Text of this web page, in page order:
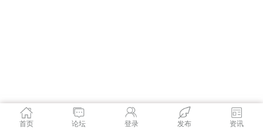
首页 论坛 登录 发布 资讯